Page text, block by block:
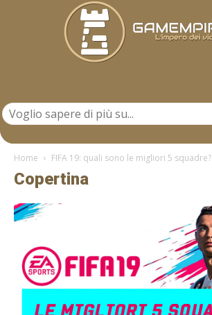
Home FIFA 19: quali sono le migliori 5 squadre?
Copertina